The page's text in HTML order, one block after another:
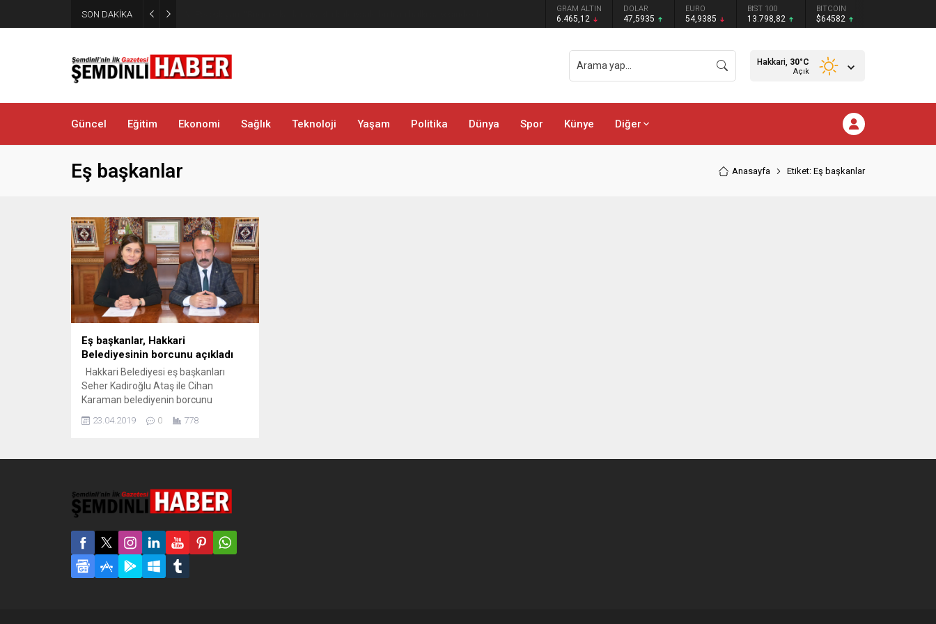
SON DAKİKA GRAM ALTIN
6.465,12
DOLAR
47,5935
EURO
54,9385
BIST 100
13.798,82
BITCOIN
$64582
Hakkari, 30°C
Açık
Güncel Eğitim Ekonomi Sağlık Teknoloji Yaşam Politika Dünya Spor Künye Diğer
Eş başkanlar Anasayfa Etiket: Eş başkanlar
Eş başkanlar, Hakkari
Belediyesinin borcunu açıkladı
Hakkari Belediyesi eş başkanları
Seher Kadiroğlu Ataş ile Cihan
Karaman belediyenin borcunu
belediyenin toplam borcu 207 milyon
toplantıda kayyum yönetiminden 207
milyon TL borç kaldığı...
23.04.2019 0 778